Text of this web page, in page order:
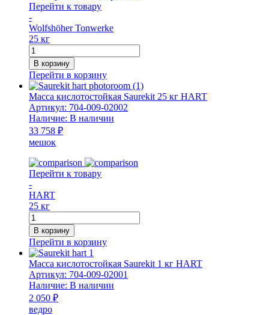
Перейти к товару
-
Wolfshöher Tonwerke
25 кг
Количество
товара
Штукатурка
натуральная
печная
мешок
25
кг
В корзину
Перейти в корзину
Масса кислотостойкая Saurekit 25 кг HART
Артикул: 704-009-02002
Наличие: В наличии
33 758 ₽
мешок
Перейти к товару
-
HART
25 кг
Количество
товара
Масса
кислотостойкая
Saurekit
25
кг
HART
В корзину
Перейти в корзину
Масса кислотостойкая Saurekit 1 кг HART
Артикул: 704-009-02001
Наличие: В наличии
2 050 ₽
ведро